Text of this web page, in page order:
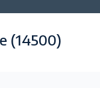
(14500)